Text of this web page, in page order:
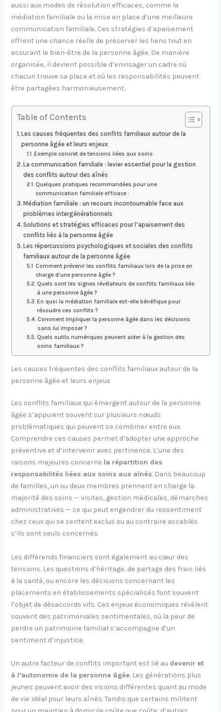
aussi aux modes de résolution efficaces, comme la
médiation familiale ou la mise en place d’une meilleure
communication familiale. Ces stratégies d’apaisement
offrent une chance réelle de préserver les liens tout en
assurant le bien-être de la personne âgée. De manière
organisée, il devient possible d’envisager un cadre où
chacun trouve sa place et où les responsabilités peuvent
être partagées harmonieusement.
Table of Contents
Les causes fréquentes des conflits familiaux autour de la
personne âgée et leurs enjeux
Exemple concret de tensions liées aux soins
La communication familiale : levier essentiel pour la gestion
des conflits autour des aînés
Quelques pratiques recommandées pour une
communication familiale efficace :
Médiation familiale : un recours incontournable face aux
problèmes intergénérationnels
Solutions et stratégies efficaces pour l’apaisement des
conflits liés à la personne âgée
Les répercussions psychologiques et sociales des conflits
familiaux autour de la personne âgée
Comment prévenir les conflits familiaux lors de la prise en
charge d’une personne âgée ?
Quels sont les signes révélateurs de conflits familiaux liés
à une personne âgée ?
En quoi la médiation familiale est-elle bénéfique pour
résoudre ces conflits ?
Comment impliquer la personne âgée dans les décisions
sans lui imposer ?
Quels outils numériques peuvent aider à la gestion des
soins familiaux ?
Les causes fréquentes des conflits familiaux autour de la
personne âgée et leurs enjeux
Les conflits familiaux qui émergent autour de la personne
âgée s’appuient souvent sur plusieurs nœuds
problématiques qui peuvent se combiner entre eux.
Comprendre ces causes permet d’adopter une approche
préventive et d’intervenir avec pertinence. L’une des
raisons majeures concerne la répartition des
responsabilités liées aux soins aux aînés. Dans beaucoup
de familles, un ou deux membres prennent en charge la
majorité des soins — visites, gestion médicales, démarches
administratives — ce qui peut engendrer du ressentiment
chez ceux qui se sentent exclus ou au contraire accablés
s’ils sont seuls concernés.
Les différends financiers sont également au cœur des
tensions. Les questions d’héritage, de partage des frais liés
à la santé, ou encore les décisions concernant les
placements en établissements spécialisés font souvent
l’objet de désaccords vifs. Ces enjeux économiques révèlent
souvent des patrimoniales sentimentales, où la peur de
perdre un patrimoine familial s’accompagne d’un
sentiment d’injustice.
Un autre facteur de conflits important est lié au devenir et
à l’autonomie de la personne âgée. Les générations plus
jeunes peuvent avoir des visions différentes quant au mode
de vie idéal pour leurs aînés. Tandis que certains militent